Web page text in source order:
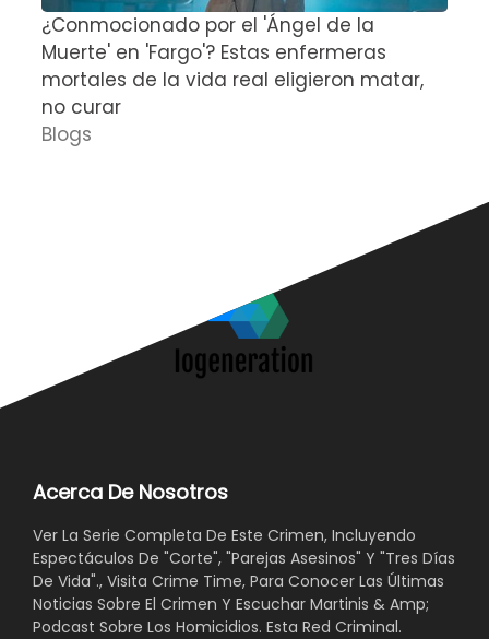
¿Conmocionado por el 'Ángel de la
Muerte' en 'Fargo'? Estas enfermeras
mortales de la vida real eligieron matar,
no curar
Blogs
Acerca De Nosotros
Ver La Serie Completa De Este Crimen, Incluyendo
Espectáculos De "Corte", "Parejas Asesinos" Y "Tres Días
De Vida"., Visita Crime Time, Para Conocer Las Últimas
Noticias Sobre El Crimen Y Escuchar Martinis & Amp;
Podcast Sobre Los Homicidios. Esta Red Criminal.